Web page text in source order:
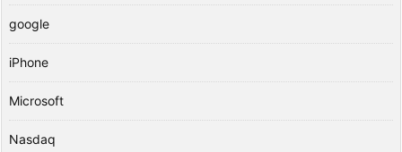
google
iPhone
Microsoft
Nasdaq